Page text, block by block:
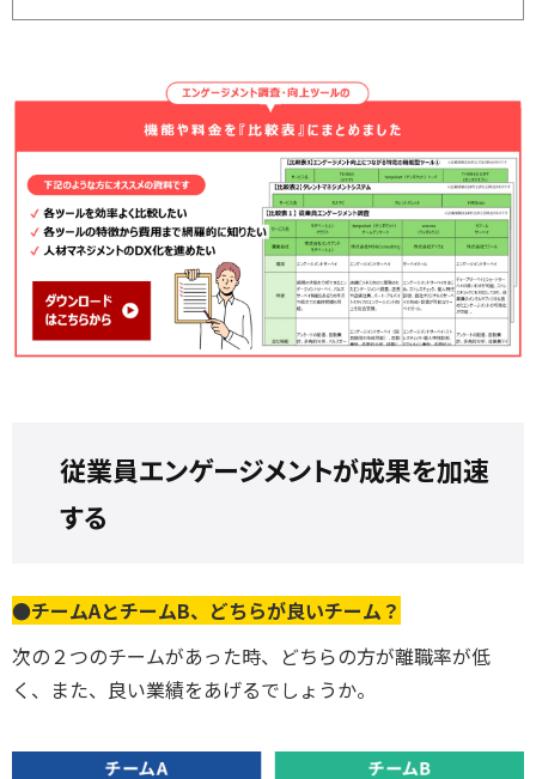
従業員エンゲージメントが成果を加速
する
●チームAとチームB、どちらが良いチーム？
次の２つのチームがあった時、どちらの方が離職率が低
く、また、良い業績をあげるでしょうか。